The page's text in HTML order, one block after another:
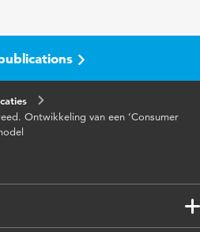
Ontwikkeling van een ‘Consumer